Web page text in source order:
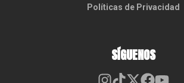
Políticas de Privacidad
SÍGUENOS